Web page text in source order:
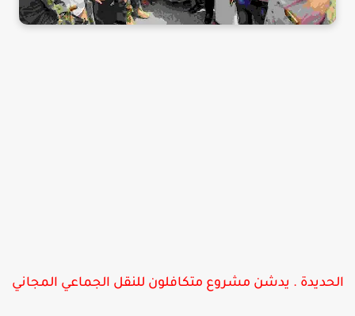
. يدشن مشروع متكافلون للنقل الجماعي المجاني